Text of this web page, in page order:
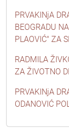
PRVAKINjA
BEOGRADU
PLAOVIĆ" ZA
RADMILA
ZA ŽIVOTNO
PRVAKINjA
ODANOVIĆ